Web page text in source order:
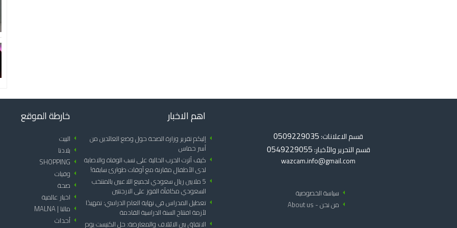
قسم الاعلانات: 0509229035
قسم التحرير والأخبار: 0549229055
wazcam.info@gmail.com
arrow_left سياسة الخصوصية
arrow_left من نحن - About us
اهم الاخبار
arrow_left إليكم تقرير وزارة الصحة حول وضع العائدين من
أسر حماس
arrow_left كيف أثرت الحرب الحالية على نسب الوفاة والاصابة
لدى الأطفال مقارنة مع أوقات طوارئ سابقة!
arrow_left 5 ملايين ريال سعودي لجميع اللاعبين بالمنتخب
السعودي مكافأة الفوز على الارجنتين
arrow_left تعطيل المدراس في نهاية العام الدراسي: تمهيدًا
لأزمة افتتاح السنة الدراسية القادمة
arrow_left الاتفاق بين الائتلاف والمعارضة: حل الكنيست يوم
خارطة الموقع
arrow_left البيت
arrow_left بلادنا
arrow_left
SHOPPING
arrow_left وفيات
arrow_left صحة
arrow_left اخبار عالمية
arrow_left مالنا | MALNA
arrow_leftأحداث